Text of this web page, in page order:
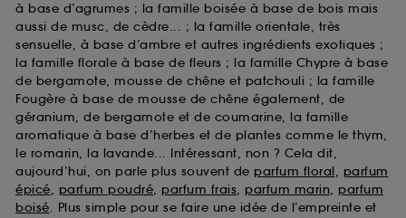
à base d’agrumes ; la famille boisée à base de bois mais
aussi de musc, de cèdre... ; la famille orientale, très
sensuelle, à base d’ambre et autres ingrédients exotiques ;
la famille florale à base de fleurs ; la famille Chypre à base
de bergamote, mousse de chêne et patchouli ; la famille
Fougère à base de mousse de chêne également, de
géranium, de bergamote et de coumarine, la famille
aromatique à base d’herbes et de plantes comme le thym,
le romarin, la lavande... Intéressant, non ? Cela dit,
aujourd’hui, on parle plus souvent de parfum floral, parfum
épicé, parfum poudré, parfum frais, parfum marin, parfum
boisé. Plus simple pour se faire une idée de l’empreinte et